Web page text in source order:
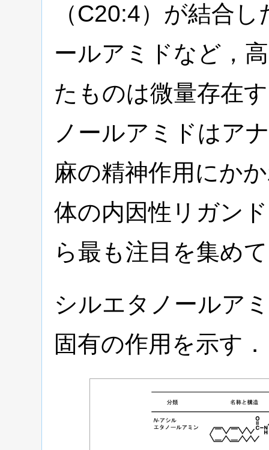
（C20:4）が結合
ールアミドなど，
たものは微量存在
ノールアミドはア
麻の精神作用にか
体の内因性リガン
ら最も注目を集め
シルエタノールア
固有の作用を示す．